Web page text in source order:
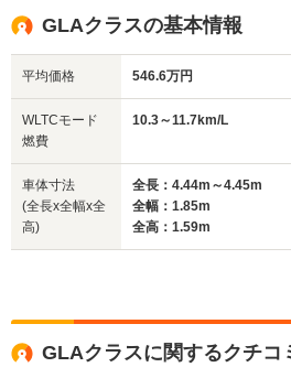
GLAクラスの基本情報
平均価格 546.6万円
WLTCモード
燃費
10.3～11.7km/L
車体寸法
(全長x全幅x全
高)
全長：4.44m～4.45m
全幅：1.85m
全高：1.59m
GLAクラスに関するクチコ